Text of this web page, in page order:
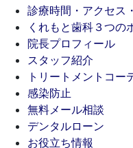
診療時間・アクセス
くれもと歯科３つの
院長プロフィール
スタッフ紹介
トリートメントコー
感染防止
無料メール相談
デンタルローン
お役立ち情報